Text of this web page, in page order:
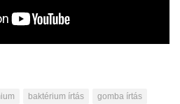
baktérium írtás
gomba írtás